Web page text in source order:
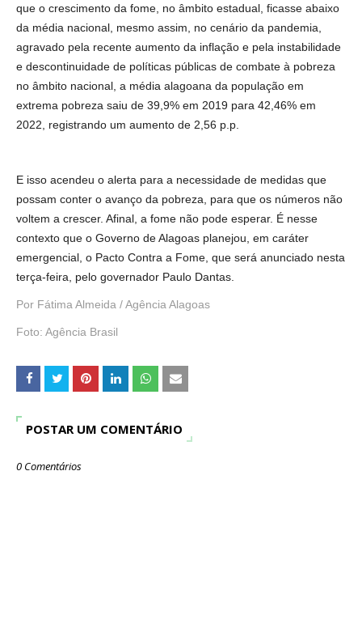
que o crescimento da fome, no âmbito estadual, ficasse abaixo
da média nacional, mesmo assim, no cenário da pandemia,
agravado pela recente aumento da inflação e pela instabilidade
e descontinuidade de políticas públicas de combate à pobreza
no âmbito nacional, a média alagoana da população em
extrema pobreza saiu de 39,9% em 2019 para 42,46% em
2022, registrando um aumento de 2,56 p.p.
E isso acendeu o alerta para a necessidade de medidas que
possam conter o avanço da pobreza, para que os números não
voltem a crescer. Afinal, a fome não pode esperar. É nesse
contexto que o Governo de Alagoas planejou, em caráter
emergencial, o Pacto Contra a Fome, que será anunciado nesta
terça-feira, pelo governador Paulo Dantas.
Por Fátima Almeida / Agência Alagoas
Foto: Agência Brasil
POSTAR UM COMENTÁRIO
0 Comentários